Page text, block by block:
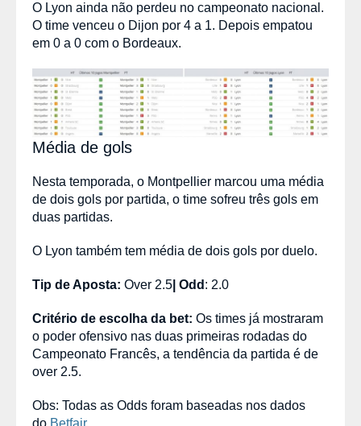
O Lyon ainda não perdeu no campeonato nacional.
O time venceu o Dijon por 4 a 1. Depois empatou
em 0 a 0 com o Bordeaux.
Média de gols
Nesta temporada, o Montpellier marcou uma média
de dois gols por partida, o time sofreu três gols em
duas partidas.
O Lyon também tem média de dois gols por duelo.
Tip de Aposta: Over 2.5 Odd : 2.0
Critério de escolha da bet: Os times já mostraram
o poder ofensivo nas duas primeiras rodadas do
Campeonato Francês, a tendência da partida é de
over 2.5.
Obs: Todas as Odds foram baseadas nos dados
do Betfair.